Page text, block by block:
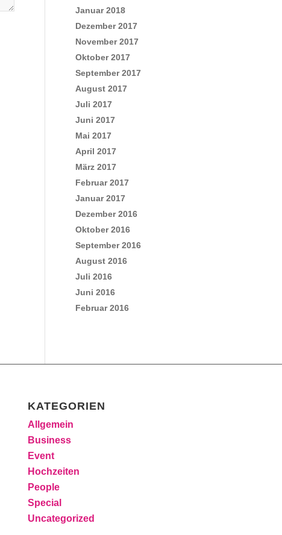
Januar 2018
Dezember 2017
November 2017
Oktober 2017
September 2017
August 2017
Juli 2017
Juni 2017
Mai 2017
April 2017
März 2017
Februar 2017
Januar 2017
Dezember 2016
Oktober 2016
September 2016
August 2016
Juli 2016
Juni 2016
Februar 2016
KATEGORIEN
Allgemein
Business
Event
Hochzeiten
People
Special
Uncategorized